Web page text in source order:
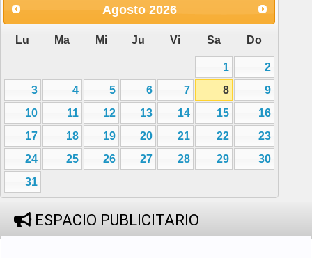
Agosto 2026
Lu Ma Mi Ju Vi Sa Do
1
2
3
4 5 6 7 8
9
10
11 12 13 14 15
16
17
18 19 20 21 22
23
24
25 26 27 28 29
30
31
ESPACIO PUBLICITARIO